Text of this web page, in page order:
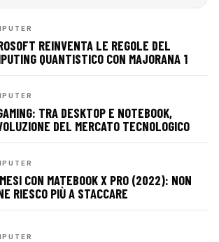
REINVENTA LE REGOLE DEL
QUANTISTICO CON MAJORANA 1
TRA DESKTOP E NOTEBOOK,
DEL MERCATO TECNOLOGICO
CON MATEBOOK X PRO (2022): NON
RIESCO PIÙ A STACCARE